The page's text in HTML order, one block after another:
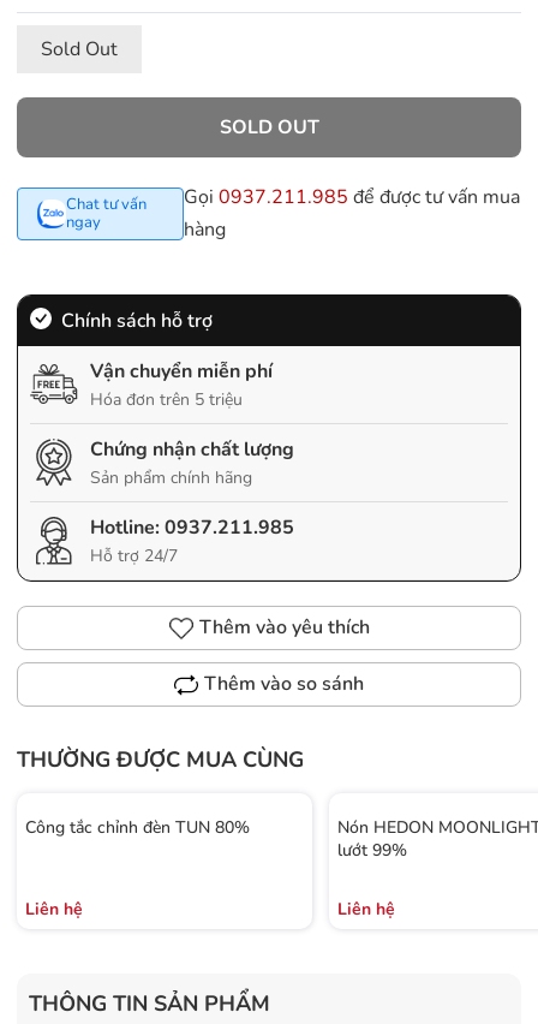
Sold Out
SOLD OUT
Chat tư vấn
ngay
Gọi 0937.211.985 để được tư vấn mua
hàng
Chính sách hỗ trợ
Vận chuyển miễn phí
Hóa đơn trên 5 triệu
Chứng nhận chất lượng
Sản phẩm chính hãng
Hotline:0937.211.985
Hỗ trợ 24/7
Thêm vào yêu thích
Thêm vào so sánh
THƯỜNG ĐƯỢC MUA CÙNG
Công tắc chỉnh đèn TUN 80%
Liên hệ
Nón HEDON
lướt 99%
Liên hệ
THÔNG TIN SẢN PHẨM